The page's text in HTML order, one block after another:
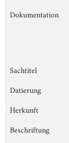
Dokumentation
Sachtitel
Datierung
Herkunft
Beschriftung